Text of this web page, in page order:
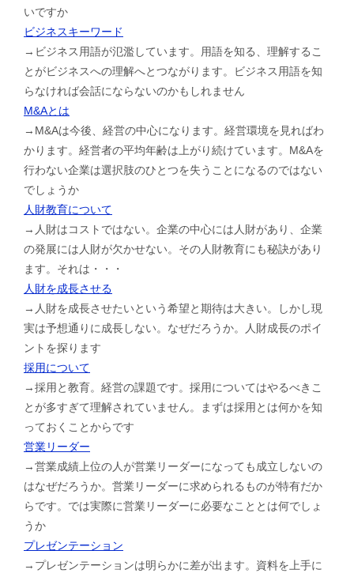
いですか
ビジネスキーワード
→ビジネス用語が氾濫しています。用語を知る、理解するこ
とがビジネスへの理解へとつながります。ビジネス用語を知
らなければ会話にならないのかもしれません
M&Aとは
→M&Aは今後、経営の中心になります。経営環境を見ればわ
かります。経営者の平均年齢は上がり続けています。M&Aを
行わない企業は選択肢のひとつを失うことになるのではない
でしょうか
人財教育について
→人財はコストではない。企業の中心には人財があり、企業
の発展には人財が欠かせない。その人財教育にも秘訣があり
ます。それは・・・
人財を成長させる
→人財を成長させたいという希望と期待は大きい。しかし現
実は予想通りに成長しない。なぜだろうか。人財成長のポイ
ントを探ります
採用について
→採用と教育。経営の課題です。採用についてはやるべきこ
とが多すぎて理解されていません。まずは採用とは何かを知
っておくことからです
営業リーダー
→営業成績上位の人が営業リーダーになっても成立しないの
はなぜだろうか。営業リーダーに求められるものが特有だか
らです。では実際に営業リーダーに必要なこととは何でしょ
うか
プレゼンテーション
→プレゼンテーションは明らかに差が出ます。資料を上手に